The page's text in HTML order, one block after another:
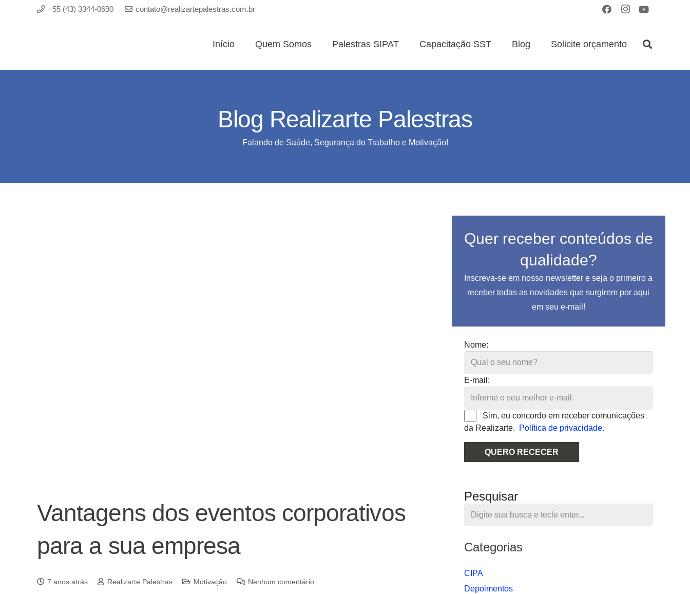
+55 (43) 3344-0690 contato@realizartepalestras.com.br
Início Quem Somos Palestras SIPAT Capacitação SST Blog Solicite orçamento
Blog Realizarte Palestras
Falando de Saúde, Segurança do Trabalho e Motivação!
Vantagens dos eventos corporativos
para a sua empresa
7 anos atrás Realizarte Palestras Motivação Nenhum comentário
Quer receber conteúdos de
qualidade?
Inscreva-se em nosso newsletter e seja o primeiro a
receber todas as novidades que surgirem por aqui
em seu e-mail!
Nome:
E-mail:
Sim, eu concordo em receber comunicações
da Realizarte.
Política de privacidade.
QUERO RECECER
Pesquisar
Categorias
CIPA
Depoimentos